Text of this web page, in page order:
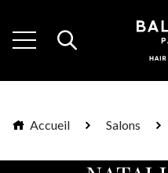
Accueil Salons